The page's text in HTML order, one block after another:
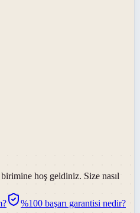
birimine hoş geldiniz. Size nasıl
%100 başarı garantisi nedir?